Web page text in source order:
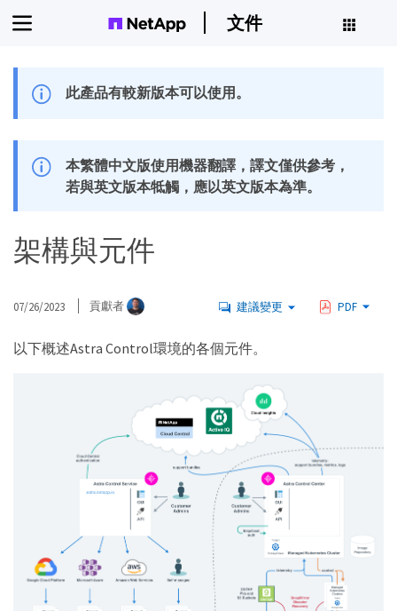
文件
此產品有較新版本可以使用。
本繁體中文版使用機器翻譯，譯文僅供參考，
若與英文版本牴觸，應以英文版本為準。
架構與元件
07/26/2023 貢獻者 建議變更 PDF
以下概述Astra Control環境的各個元件。